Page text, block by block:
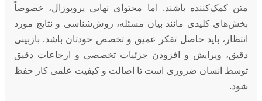
متن کمک‌کننده باشند. اما محتوای نهایی پروپوزال، خصوصاً
بخش‌های کلیدی مانند بیان مسئله، روش‌شناسی و نتایج مورد
انتظار، باید حاصل تفکر عمیق و تخصص خودتان باشد. بازبینی
دقیق، ویرایش و افزودن جزئیات تخصصی و ارجاعات دقیق
توسط انسان ضروری است تا اصالت و کیفیت علمی کار حفظ
شود.